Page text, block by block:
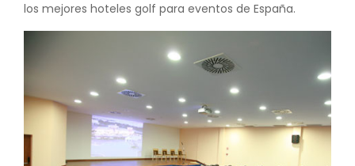
los mejores hoteles golf para eventos de España.